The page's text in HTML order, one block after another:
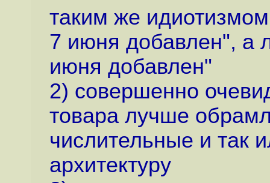
таким же
7 июня добавлен", а
июня добавлен"
2) совершенно
товара лучше
числительные и так
архитектуру